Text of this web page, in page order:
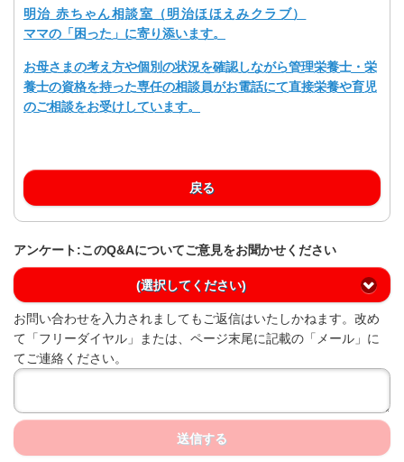
明治 赤ちゃん相談室（明治ほほえみクラブ）
ママの「困った」に寄り添います。
お母さまの考え方や個別の状況を確認しながら管理栄養士・栄
養士の資格を持った専任の相談員がお電話にて直接栄養や育児
のご相談をお受けしています。
戻る
アンケート:このQ&Aについてご意見をお聞かせください
(選択してください)
お問い合わせを入力されましてもご返信はいたしかねます。改め
て「フリーダイヤル」または、ページ末尾に記載の「メール」に
てご連絡ください。
送信する